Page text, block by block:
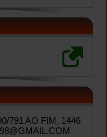
791 AO FIM, 1446